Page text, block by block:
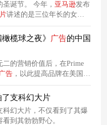
万圣节过后，即将迎来万种期待的圣诞节。 今年， 亚马逊发布
讲述的是三位年长的女性
新振奋精神的故事，在这
带来的便利。
榄球之夜》 广告的中国
的营销价值后，在Prime
告 ，以此提高品牌在美国的
支科幻大片
幻大片，不仅看到了其爆
看到其勃勃野心。